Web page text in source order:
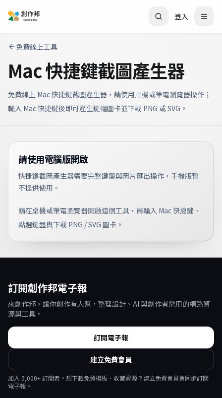
登入
免費線上工具
Mac 快捷鍵截圖產生器
免費線上 Mac 快捷鍵截圖產生器，請使用桌機或筆電瀏覽器操作；
輸入 Mac 快捷鍵後即可產生鍵帽圖卡並下載 PNG 或 SVG。
請使用電腦版開啟
快捷鍵截圖產生器需要完整鍵盤與圖片匯出操作，手機版暫
不提供使用。
請在桌機或筆電瀏覽器開啟這個工具，再輸入 Mac 快捷鍵、
點選鍵盤與下載 PNG / SVG 圖卡。
訂閱創作邦電子報
來創作邦，讓你創作有人幫，整理設計、AI 與創作者常用的網路資
源與工具。
訂閱電子報
建立免費會員
加入 5,000+ 訂閱者。想下載免費模板、收藏資源？建立免費會員會同步訂閱
電子報。